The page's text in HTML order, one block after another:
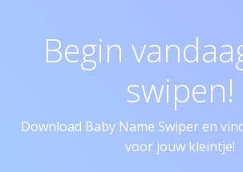
Begin
swipen!
Download Baby Name Swiper en
voor jouw kleintje!